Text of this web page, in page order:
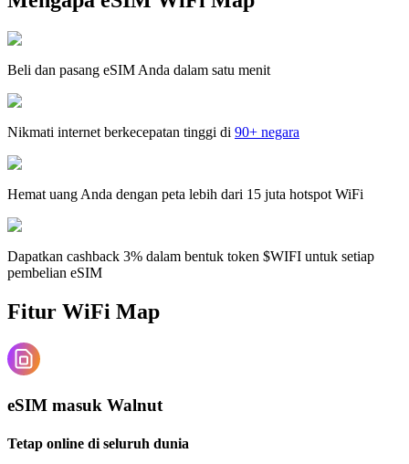
Beli dan pasang eSIM Anda dalam satu menit
Nikmati internet berkecepatan tinggi di 90+ negara
Hemat uang Anda dengan peta lebih dari 15 juta hotspot WiFi
Dapatkan cashback 3% dalam bentuk token $WIFI untuk setiap
pembelian eSIM
Fitur WiFi Map
eSIM masuk Walnut
Tetap online di seluruh dunia